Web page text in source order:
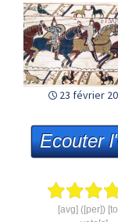
23 février
Ecouter
[avg] ([per])